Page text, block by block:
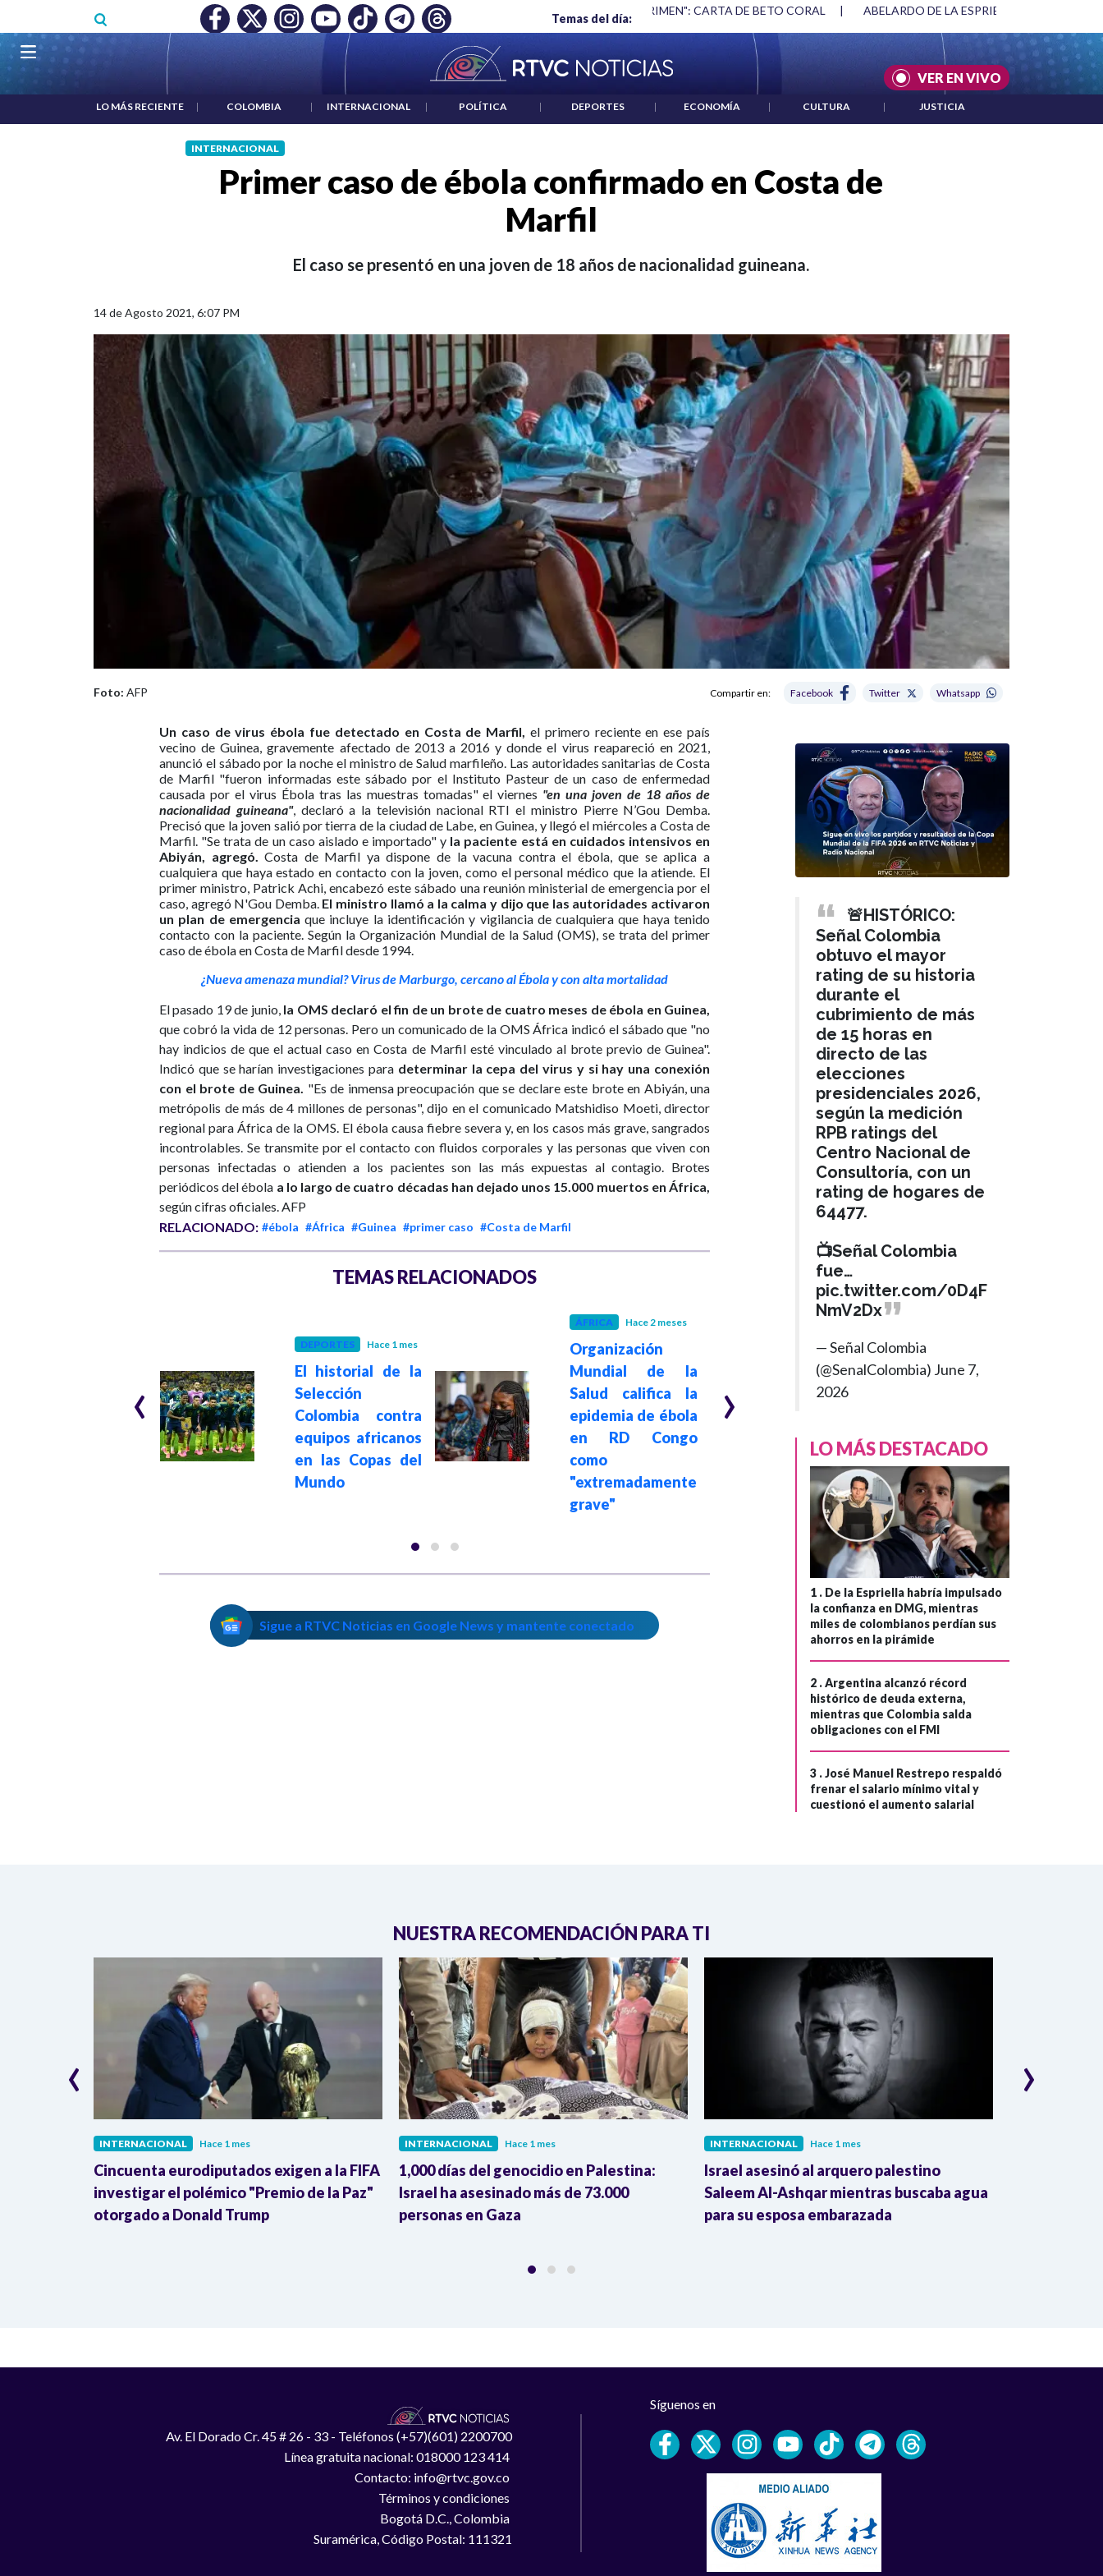
Temas del día:
MÍNIMO NO DESTRUYÓ EMPLEO: JP MORGAN | "HABLAR NO ES UN CRIMEN": CARTA DE BETO CORAL ABELARDO DE LA ESPRIELLA Y DMG | ACUERDOS ENTRE ESTADOS UNIDOS E
VER EN VIVO
Navegación principal
LO MÁS RECIENTE | COLOMBIA | INTERNACIONAL | POLÍTICA | DEPORTES | ECONOMÍA | CULTURA | JUSTICIA
INTERNACIONAL
Primer caso de ébola confirmado en Costa de
Marfil
El caso se presentó en una joven de 18 años de nacionalidad guineana.
14 de Agosto 2021, 6:07 PM
Foto: AFP Compartir en: Facebook Twitter Whatsapp
Un caso de virus ébola fue detectado en Costa de Marfil, el primero reciente en ese país
vecino de Guinea, gravemente afectado de 2013 a 2016 y donde el virus reapareció en 2021,
anunció el sábado por la noche el ministro de Salud marfileño. Las autoridades sanitarias de Costa
de Marfil "fueron informadas este sábado por el Instituto Pasteur de un caso de enfermedad
causada por el virus Ébola tras las muestras tomadas" el viernes "en una joven de 18 años de
nacionalidad guineana", declaró a la televisión nacional RTI el ministro Pierre N’Gou Demba.
Precisó que la joven salió por tierra de la ciudad de Labe, en Guinea, y llegó el miércoles a Costa de
Marfil. "Se trata de un caso aislado e importado" y la paciente está en cuidados intensivos en
Abiyán, agregó. Costa de Marfil ya dispone de la vacuna contra el ébola, que se aplica a
cualquiera que haya estado en contacto con la joven, como el personal médico que la atiende. El
primer ministro, Patrick Achi, encabezó este sábado una reunión ministerial de emergencia por el
caso, agregó N'Gou Demba. El ministro llamó a la calma y dijo que las autoridades activaron
un plan de emergencia que incluye la identificación y vigilancia de cualquiera que haya tenido
contacto con la paciente. Según la Organización Mundial de la Salud (OMS), se trata del primer
caso de ébola en Costa de Marfil desde 1994.
¿Nueva amenaza mundial? Virus de Marburgo, cercano al Ébola y con alta mortalidad
El pasado 19 de junio, la OMS declaró el fin de un brote de cuatro meses de ébola en Guinea,
que cobró la vida de 12 personas. Pero un comunicado de la OMS África indicó el sábado que "no
hay indicios de que el actual caso en Costa de Marfil esté vinculado al brote previo de Guinea".
Indicó que se harían investigaciones para determinar la cepa del virus y si hay una conexión
con el brote de Guinea. "Es de inmensa preocupación que se declare este brote en Abiyán, una
metrópolis de más de 4 millones de personas", dijo en el comunicado Matshidiso Moeti, director
regional para África de la OMS. El ébola causa fiebre severa y, en los casos más grave, sangrados
incontrolables. Se transmite por el contacto con fluidos corporales y las personas que viven con
personas infectadas o atienden a los pacientes son las más expuestas al contagio. Brotes
periódicos del ébola a lo largo de cuatro décadas han dejado unos 15.000 muertos en África,
según cifras oficiales. AFP
RELACIONADO: #ébola #África #Guinea #primer caso #Costa de Marfil
TEMAS RELACIONADOS
África deben
enfrentar unidas
DEPORTES Hace 1 mes
El historial de la
Selección
Colombia contra
equipos africanos
en las Copas del
Mundo
ÁFRICA Hace 2 meses
Organización
Mundial de la
Salud califica la
epidemia de ébola
en RD Congo
como
"extremadamente
grave"
INTERNACIONAL
Organización
Mundial de la
Salud declara
sanitaria
internacional por
prote de Ébola en
Africa central
‹ ›
Sigue a RTVC Noticias en Google News y mantente conectado
🚨HISTÓRICO:
Señal Colombia
obtuvo el mayor
rating de su historia
durante el
cubrimiento de más
de 15 horas en
directo de las
elecciones
presidenciales 2026,
según la medición
RPB ratings del
Centro Nacional de
Consultoría, con un
rating de hogares de
64477.
📺Señal Colombia
fue…
pic.twitter.com/0D4F
NmV2Dx
— Señal Colombia
(@SenalColombia) June 7,
2026
LO MÁS DESTACADO
1 . De la Espriella habría impulsado
la confianza en DMG, mientras
miles de colombianos perdían sus
ahorros en la pirámide
2 .Argentina alcanzó récord
histórico de deuda externa,
mientras que Colombia salda
obligaciones con el FMI
3 .José Manuel Restrepo respaldó
frenar el salario mínimo vital y
cuestionó el aumento salarial
NUESTRA RECOMENDACIÓN PARA TI
INTERNACIONAL Hace 1 mes
Cincuenta eurodiputados exigen a la FIFA
investigar el polémico "Premio de la Paz"
otorgado a Donald Trump
INTERNACIONAL Hace 1 mes
1,000 días del genocidio en Palestina:
Israel ha asesinado más de 73.000
personas en Gaza
INTERNACIONAL Hace 1 mes
Israel asesinó al arquero palestino
Saleem Al-Ashqar mientras buscaba agua
para su esposa embarazada
‹ ›
Av. El Dorado Cr. 45 # 26 - 33 - Teléfonos (+57)(601) 2200700
Línea gratuita nacional: 018000 123 414
Contacto: info@rtvc.gov.co
Términos y condiciones
Bogotá D.C., Colombia
Suramérica, Código Postal: 111321
Síguenos en